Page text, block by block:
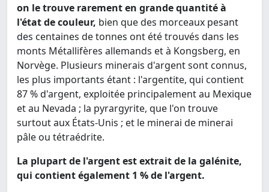
on le trouve rarement en grande quantité à
l'état de couleur, bien que des morceaux pesant
des centaines de tonnes ont été trouvés dans les
monts Métallifères allemands et à Kongsberg, en
Norvège. Plusieurs minerais d'argent sont connus,
les plus importants étant : l'argentite, qui contient
87 % d'argent, exploitée principalement au Mexique
et au Nevada ; la pyrargyrite, que l'on trouve
surtout aux États-Unis ; et le minerai de minerai
pâle ou tétraédrite.
La plupart de l'argent est extrait de la galénite,
qui contient également 1 % de l'argent.